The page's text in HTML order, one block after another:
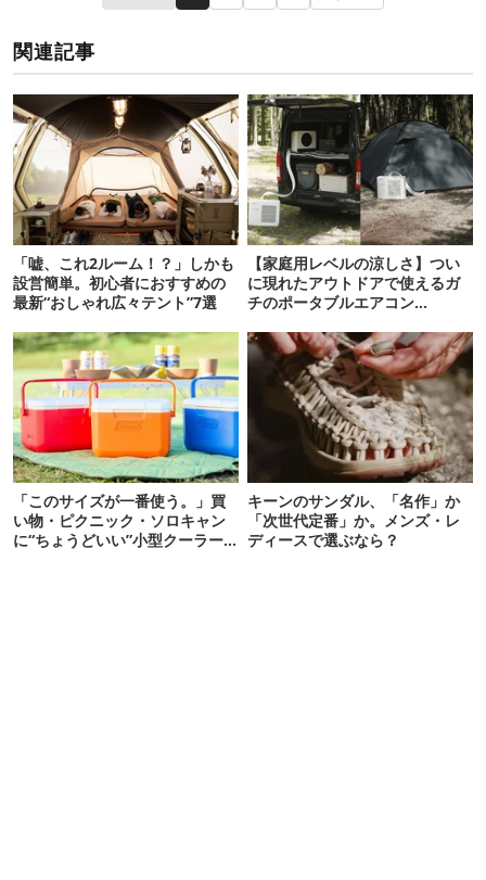
関連記事
「嘘、これ2ルーム！？」しかも
設営簡単。初心者におすすめの
最新“おしゃれ広々テント”7選
【家庭用レベルの涼しさ】つい
に現れたアウトドアで使えるガ
チのポータブルエアコン
「このサイズが一番使う。」買
い物・ピクニック・ソロキャン
に“ちょうどいい”小型クーラー
キーンのサンダル、「名作」か
「次世代定番」か。メンズ・レ
ディースで選ぶなら？